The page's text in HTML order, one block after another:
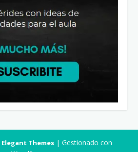
Elegant Themes| Gestionado con